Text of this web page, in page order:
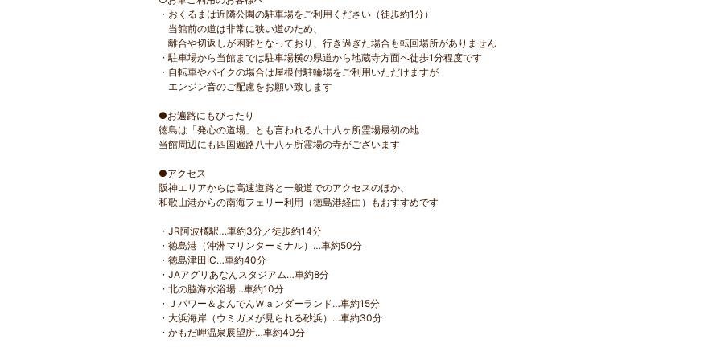
・おくるまは近隣公園の駐車場をご利用ください（徒歩約1分）
当館前の道は非常に狭い道のため、
離合や切返しが困難となっており、行き過ぎた場合も転回場所がありません
・駐車場から当館までは駐車場横の県道から地蔵寺方面へ徒歩1分程度です
・自転車やバイクの場合は屋根付駐輪場をご利用いただけますが
エンジン音のご配慮をお願い致します
●お遍路にもぴったり
徳島は「発心の道場」とも言われる八十八ヶ所霊場最初の地
当館周辺にも四国遍路八十八ヶ所霊場の寺がございます
●アクセス
阪神エリアからは高速道路と一般道でのアクセスのほか、
和歌山港からの南海フェリー利用（徳島港経由）もおすすめです
・JR阿波橘駅…車約3分／徒歩約14分
・徳島港（沖洲マリンターミナル）…車約50分
・徳島津田IC…車約40分
・JAアグリあなんスタジアム…車約8分
・北の脇海水浴場…車約10分
・Ｊパワー＆よんでんＷａンダーランド…車約15分
・大浜海岸（ウミガメが見られる砂浜）…車約30分
・かもだ岬温泉展望所…車約40分